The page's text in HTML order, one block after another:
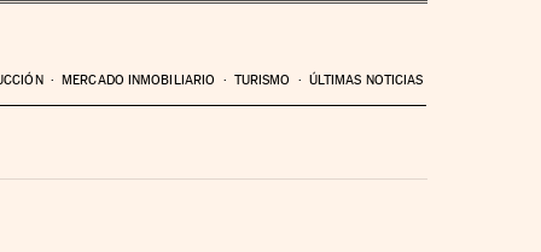
MERCADO INMOBILIARIO TURISMO ÚLTIMAS NOTICIAS